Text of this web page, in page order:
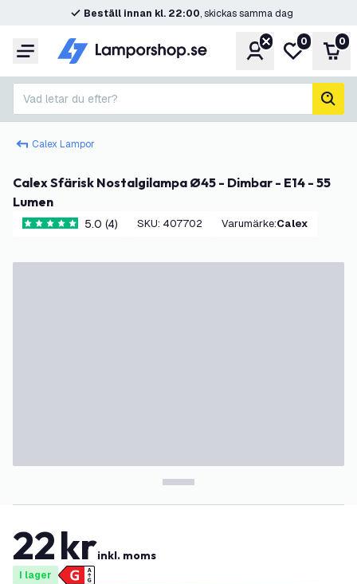
Beställ innan kl. 22:00, skickas samma dag
Meny KontoMin0 0
Vad letar du efter?
sök
Calex Lampor
Calex Sfärisk Nostalgilampa Ø45 - Dimbar - E14 - 55
Lumen
5 stjärnbetyg5.0 (4) SKU: 407702 Varumärke: Calex
22krinkl. moms
I lager